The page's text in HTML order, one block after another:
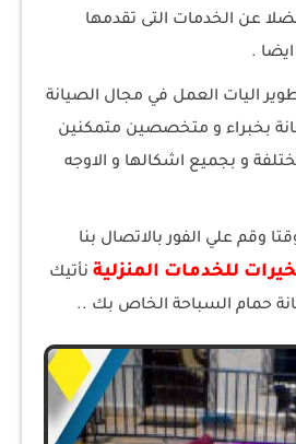
عن الخدمات التى تقدمها
.
اليات العمل في مجال الصيانة
بخبراء و متخصصين متمكنين
و بجميع اشكالها و الاوجه
وقم علي الفور بالاتصال بنا
للخدمات المنزلية نأتيك
حمام السباحة الخاص بك ..